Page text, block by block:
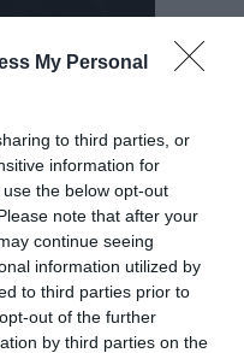
My Personal
to third parties, or
information for
the below opt-out
note that after your
continue seeing
information utilized by
to third parties prior to
out of the further
by third parties on the